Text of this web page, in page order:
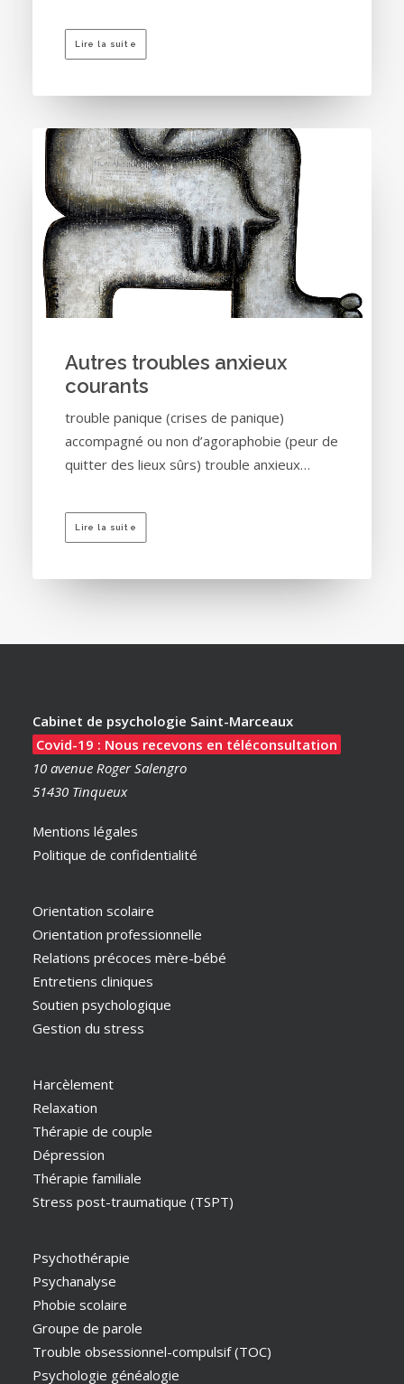
Lire la suite
Autres troubles anxieux
courants
trouble panique (crises de panique)
accompagné ou non d’agoraphobie (peur de
quitter des lieux sûrs) trouble anxieux…
Lire la suite
Cabinet de psychologie Saint-Marceaux
Covid-19 : Nous recevons en téléconsultation
10 avenue Roger Salengro
51430 Tinqueux
Mentions légales
Politique de confidentialité
Orientation scolaire
Orientation professionnelle
Relations précoces mère-bébé
Entretiens cliniques
Soutien psychologique
Gestion du stress
Harcèlement
Relaxation
Thérapie de couple
Dépression
Thérapie familiale
Stress post-traumatique (TSPT)
Psychothérapie
Psychanalyse
Phobie scolaire
Groupe de parole
Trouble obsessionnel-compulsif (TOC)
Psychologie généalogie